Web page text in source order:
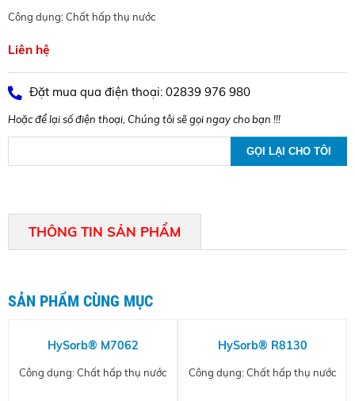
Công dụng: Chất hấp thụ nước
Liên hệ
Đặt mua qua điện thoại: 02839 976 980
Hoặc để lại số điện thoại, Chúng tôi sẽ gọi ngay cho bạn !!!
THÔNG TIN SẢN PHẨM
SẢN PHẨM CÙNG MỤC
HySorb® M7062
Công dụng: Chất hấp thụ nước
HySorb® R8130
Công dụng: Chất hấp thụ nước